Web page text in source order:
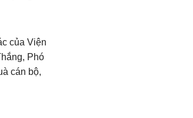
của Viện
Phó
cán bộ,